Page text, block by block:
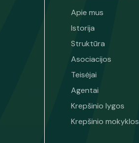
Apie mus
Istorija
Struktūra
Asociacijos
Teisėjai
Agentai
Krepšinio lygos
Krepšinio mokyklos